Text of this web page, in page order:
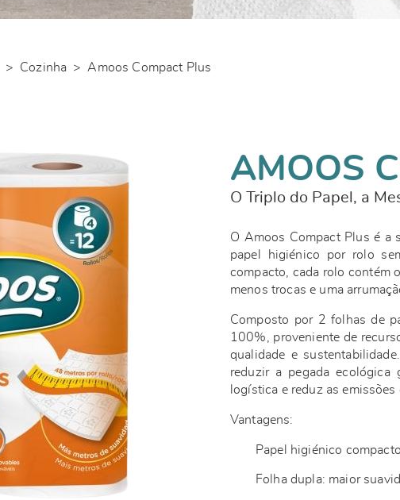
> Cozinha > Amoos Compact Plus
AMOOS
O Triplo do Papel, a
O Amoos Compact Plus é a
papel higiénico por rolo
compacto, cada rolo contém
menos trocas e uma
Composto por 2 folhas de
100%, proveniente de
qualidade e
reduzir a pegada
logística e reduz as emissões
Vantagens:
Papel higiénico
Folha dupla: maior